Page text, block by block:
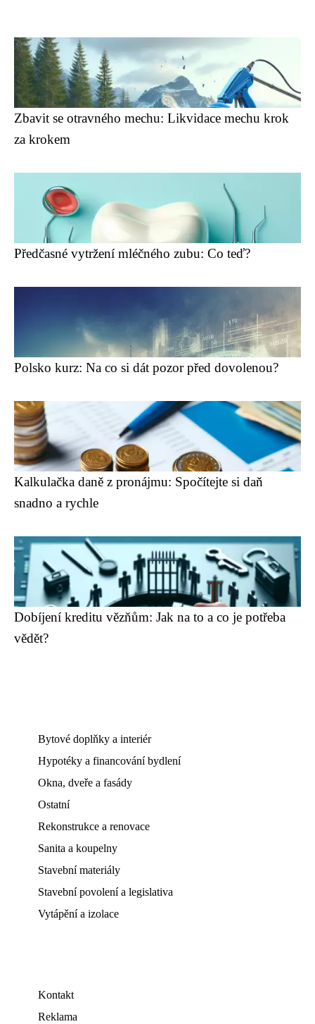
Zbavit se otravného mechu: Likvidace mechu krok
za krokem
Předčasné vytržení mléčného zubu: Co teď?
Polsko kurz: Na co si dát pozor před dovolenou?
Kalkulačka daně z pronájmu: Spočítejte si daň
snadno a rychle
Dobíjení kreditu vězňům: Jak na to a co je potřeba
vědět?
Bytové doplňky a interiér
Hypotéky a financování bydlení
Okna, dveře a fasády
Ostatní
Rekonstrukce a renovace
Sanita a koupelny
Stavební materiály
Stavební povolení a legislativa
Vytápění a izolace
Kontakt
Reklama